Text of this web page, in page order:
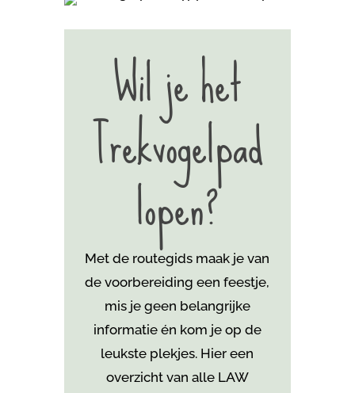
Wil je het
Trekvogelpad
lopen?
Met de routegids maak je van
de voorbereiding een feestje,
mis je geen belangrijke
informatie én kom je op de
leukste plekjes. Hier een
overzicht van alle LAW